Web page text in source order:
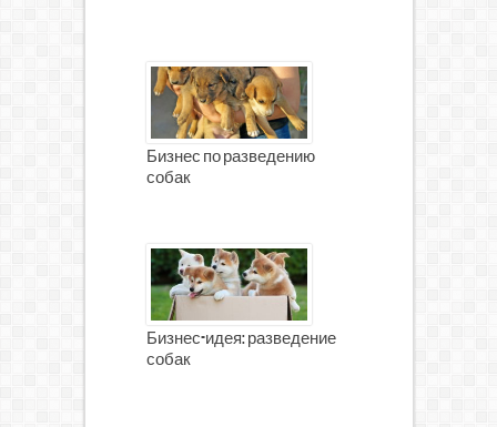
Бизнес по разведению
собак
Бизнес-идея: разведение
собак